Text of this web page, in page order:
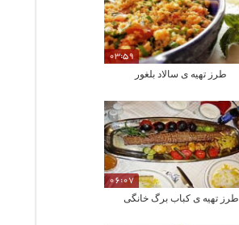
03:59
طرز تهیه ی سالاد بلغور
06:07
طرز تهیه ی کباب برگ خانگی